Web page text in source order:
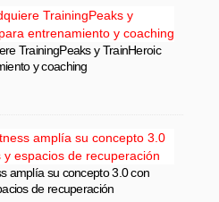
TrainingPeaks y TrainHeroic
y coaching
amplía su concepto 3.0 con
de recuperación